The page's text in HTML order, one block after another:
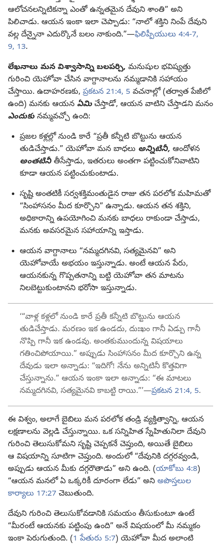
ఆలోచనలన్నిటికన్నా ఎంతో ఉన్నతమైన దేవుని శాంతి” అని
పిలిచాడు. ఆయన ఇంకా ఇలా చెప్పాడు: “నాలో శక్తిని నింపే దేవుని
వల్ల దేన్నైనా ఎదుర్కొనే బలం నాకుంది.”—ఫిలిప్పీయులు 4:4-7,
9, 13.
లేఖనాలు మన విశ్వాసాన్ని బలపర్చి, మనుషుల భవిష్యత్తు
గురించి యెహోవా చేసిన వాగ్దానాలను నమ్మడానికి సహాయం
చేస్తాయి. ఉదాహరణకు, ప్రకటన 21:4, 5 వచనాల్లో (తర్వాత పేజీలో
ఉంది) మనకు ఆయన ఏమిచేస్తాడో, ఆయన వాటిని చేస్తాడని మనం
ఎందుకు నమ్మవచ్చో ఉంది:
ప్రజల కళ్లల్లో నుండి కారే “ప్రతీ కన్నీటి బొట్టును ఆయన
తుడిచేస్తాడు.” యెహోవా మన బాధలు అన్నిటినీ, ఆందోళన
అంతటినీతీసేస్తాడు, ఇతరులు అంతగా పట్టించుకోనివాటిని
కూడా ఆయన పట్టించుకుంటాడు.
సృష్టి అంతటికీ సర్వశక్తిమంతుడైన రాజు తన పరలోక మహిమతో
“సింహాసనం మీద కూర్చొని” ఉన్నాడు. ఆయన తన శక్తిని,
అధికారాన్ని ఉపయోగించి మనకు బాధలు రాకుండా చేస్తాడు,
మనకు అవసరమైన సహాయాన్ని ఇస్తాడు.
ఆయన వాగ్దానాలు “నమ్మదగినవి, సత్యమైనవి” అని
యెహోవాయే అభయం ఇస్తున్నాడు. అంటే ఆయన పేరు,
ఆయనకున్న గొప్పతనాన్ని బట్టి యెహోవా తన మాటను
నిలబెట్టుకుంటానని భరోసా ఇస్తున్నాడు.
‘“వాళ్ల కళ్లలో నుండి కారే ప్రతీ కన్నీటి బొట్టును ఆయన
తుడిచేస్తాడు. మరణం ఇక ఉండదు, దుఃఖం గానీ ఏడ్పు గానీ
నొప్పి గానీ ఇక ఉండవు. అంతకుముందున్న విషయాలు
గతించిపోయాయి.” అప్పుడు సింహాసనం మీద కూర్చొని ఉన్న
దేవుడు ఇలా అన్నాడు: “ఇదిగో! నేను అన్నిటినీ కొత్తవిగా
చేస్తున్నాను.” ఆయన ఇంకా ఇలా అన్నాడు: “ఈ మాటలు
నమ్మదగినవి, సత్యమైనవి కాబట్టి రాయి.”’​—ప్రకటన 21:4, 5.
ఈ విశ్వం, అలాగే బైబిలు మన పరలోక తండ్రి వ్యక్తిత్వాన్ని, ఆయన
లక్షణాలను వెల్లడి చేస్తున్నాయి. ఒక సన్నిహిత స్నేహితునిలా దేవుని
గురించి తెలుసుకోమని సృష్టి చెప్పకనే చెప్తుంది, అయితే బైబిలు
ఆ విషయాన్ని సూటిగా చెప్తుంది. అందులో “దేవునికి దగ్గరవ్వండి,
అప్పుడు ఆయన మీకు దగ్గరౌతాడు” అని ఉంది. (యాకోబు 4:8)
“ఆయన మనలో ఏ ఒక్కరికీ దూరంగా లేడు” అని అపొస్తలుల
కార్యాలు 17:27 చెబుతుంది.
దేవుని గురించి తెలుసుకోవడానికి సమయం తీసుకుంటూ ఉంటే
“మీరంటే ఆయనకు పట్టింపు ఉంది” అనే విషయంలో మీ నమ్మకం
ఇంకా పెరుగుతుంది. (1 పేతురు 5:7) యెహోవా మీద అలాంటి